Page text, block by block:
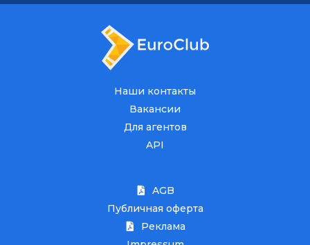
Наши контакты
Вакансии
Для агентов
API
AGB
Публичная оферта
Реклама